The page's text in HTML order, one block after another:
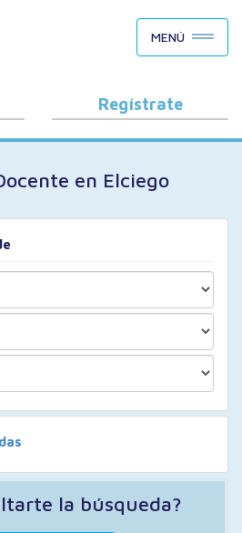
MENÚ
Regístrate
en Elciego
la búsqueda?